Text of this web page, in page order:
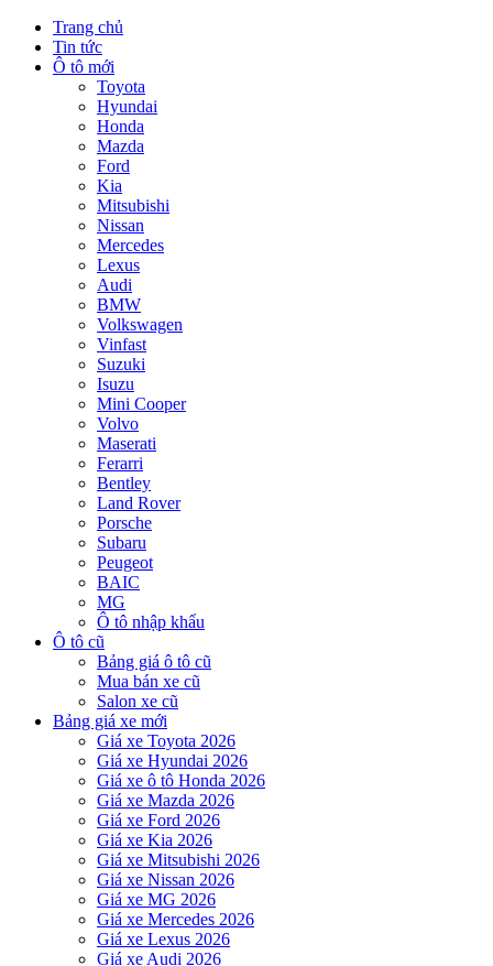
Trang chủ
Tin tức
Ô tô mới
Toyota
Hyundai
Honda
Mazda
Ford
Kia
Mitsubishi
Nissan
Mercedes
Lexus
Audi
BMW
Volkswagen
Vinfast
Suzuki
Isuzu
Mini Cooper
Volvo
Maserati
Ferarri
Bentley
Land Rover
Porsche
Subaru
Peugeot
BAIC
MG
Ô tô nhập khẩu
Ô tô cũ
Bảng giá ô tô cũ
Mua bán xe cũ
Salon xe cũ
Bảng giá xe mới
Giá xe Toyota 2026
Giá xe Hyundai 2026
Giá xe ô tô Honda 2026
Giá xe Mazda 2026
Giá xe Ford 2026
Giá xe Kia 2026
Giá xe Mitsubishi 2026
Giá xe Nissan 2026
Giá xe MG 2026
Giá xe Mercedes 2026
Giá xe Lexus 2026
Giá xe Audi 2026